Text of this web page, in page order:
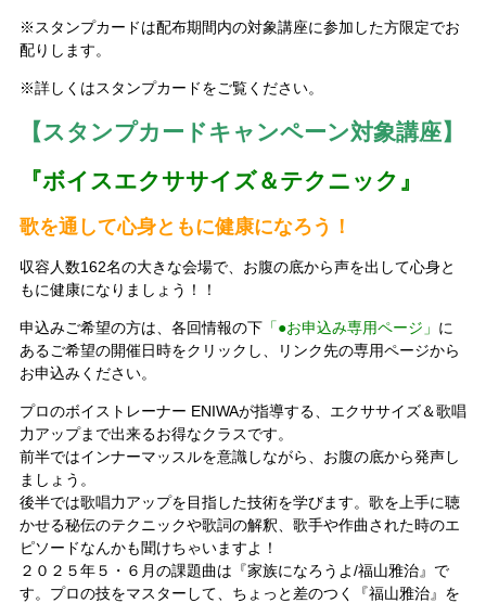
※スタンプカードは配布期間内の対象講座に参加した方限定でお
配りします。
※詳しくはスタンプカードをご覧ください。
【スタンプカードキャンペーン対象講座】
『ボイスエクササイズ＆テクニック』
歌を通して心身ともに健康になろう！
収容人数162名の大きな会場で、お腹の底から声を出して心身と
もに健康になりましょう！！
申込みご希望の方は、各回情報の下「●お申込み専用ページ」 に
あるご希望の開催日時をクリックし、リンク先の専用ページから
お申込みください。
プロのボイストレーナー ENIWAが指導する、エクササイズ＆歌唱
力アップまで出来るお得なクラスです。
前半ではインナーマッスルを意識しながら、お腹の底から発声し
ましょう。
後半では歌唱力アップを目指した技術を学びます。歌を上手に聴
かせる秘伝のテクニックや歌詞の解釈、歌手や作曲された時のエ
ピソードなんかも聞けちゃいますよ！
２０２５年５・６月の課題曲は『家族になろうよ/福山雅治』で
す。プロの技をマスターして、ちょっと差のつく『福山雅治』を